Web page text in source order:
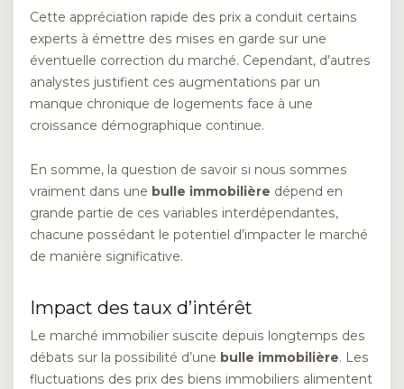
Cette appréciation rapide des prix a conduit certains
experts à émettre des mises en garde sur une
éventuelle correction du marché. Cependant, d’autres
analystes justifient ces augmentations par un
manque chronique de logements face à une
croissance démographique continue.
En somme, la question de savoir si nous sommes
vraiment dans une bulle immobilière dépend en
grande partie de ces variables interdépendantes,
chacune possédant le potentiel d’impacter le marché
de manière significative.
Impact des taux d’intérêt
Le marché immobilier suscite depuis longtemps des
débats sur la possibilité d’une bulle immobilière. Les
fluctuations des prix des biens immobiliers alimentent